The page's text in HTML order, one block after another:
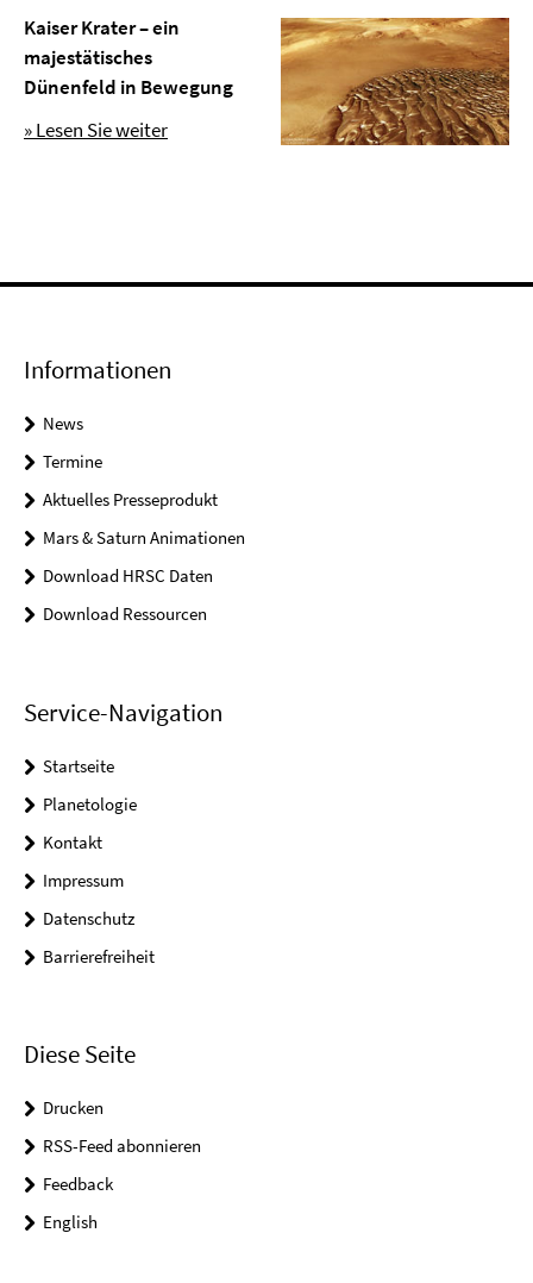
Kaiser Krater – ein
majestätisches
Dünenfeld in Bewegung
» Lesen Sie weiter
Informationen
News
Termine
Aktuelles Presseprodukt
Mars & Saturn Animationen
Download HRSC Daten
Download Ressourcen
Service-Navigation
Startseite
Planetologie
Kontakt
Impressum
Datenschutz
Barrierefreiheit
Diese Seite
Drucken
RSS-Feed abonnieren
Feedback
English